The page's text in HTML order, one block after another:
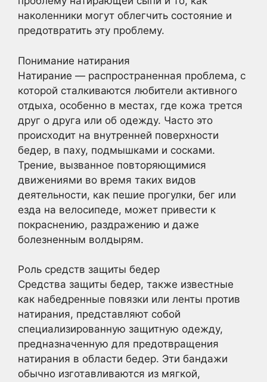
наколенники могут облегчить состояние и
предотвратить эту проблему.
Понимание натирания
Натирание — распространенная проблема, с
которой сталкиваются любители активного
отдыха, особенно в местах, где кожа трется
друг о друга или об одежду. Часто это
происходит на внутренней поверхности
бедер, в паху, подмышками и сосками.
Трение, вызванное повторяющимися
движениями во время таких видов
деятельности, как пешие прогулки, бег или
езда на велосипеде, может привести к
покраснению, раздражению и даже
болезненным волдырям.
Роль средств защиты бедер
Средства защиты бедер, также известные
как набедренные повязки или ленты против
натирания, представляют собой
специализированную защитную одежду,
предназначенную для предотвращения
натирания в области бедер. Эти бандажи
обычно изготавливаются из мягкой,